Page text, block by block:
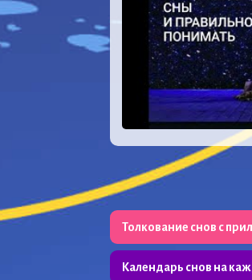
Толкование снов с
Календарь снов на